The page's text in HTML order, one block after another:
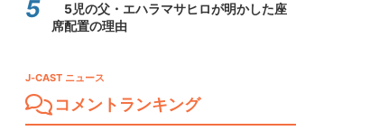
5児の父・エハラマサヒロが明かした座
席配置の理由
J-CAST ニュース
コメントランキング